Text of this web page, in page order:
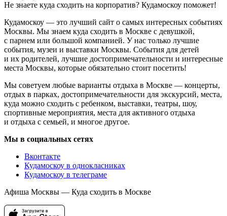
Не знаете куда сходить на корпоратив? Кудамоскоу поможет!
Кудамоскоу — это лучший сайт о самых интересных событиях
Москвы. Мы знаем куда сходить в Москве с девушкой,
с парнем или большой компанией. У нас только лучшие
события, музеи и выставки Москвы. События для детей
и их родителей, лучшие достопримечательности и интересные
места Москвы, которые обязательно стоит посетить!
Мы советуем любые варианты отдыха в Москве — концерты,
отдых в парках, достопримечательности для экскурсий, места,
куда можно сходить с ребенком, выставки, театры, шоу,
спортивные мероприятия, места для активного отдыха
и отдыха с семьей, и многое другое.
Мы в социальных сетях
Вконтакте
Кудамоскоу в однокласниках
Кудамоскоу в телеграме
Афиша Москвы — Куда сходить в Москве